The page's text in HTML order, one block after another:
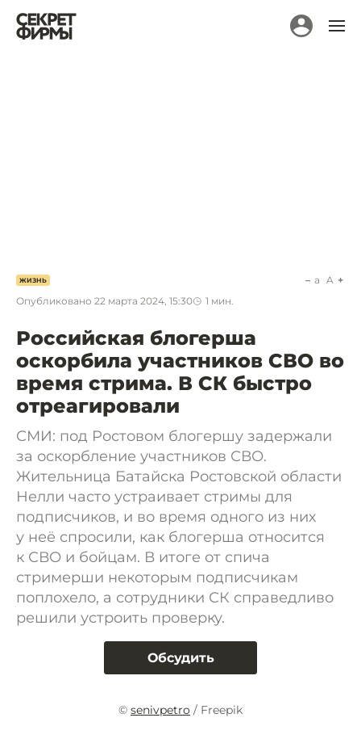
ЖИЗНЬ
Опубликовано 22 марта 2024, 15:30 1 мин.
a A
Российская блогерша
оскорбила участников СВО во
время стрима. В СК быстро
отреагировали
СМИ: под Ростовом блогершу задержали
за оскорбление участников СВО.
Жительница Батайска Ростовской области
Нелли часто устраивает стримы для
подписчиков, и во время одного из них
у неё спросили, как блогерша относится
к СВО и бойцам. В итоге от спича
стримерши некоторым подписчикам
поплохело, а сотрудники СК справедливо
решили устроить проверку.
Обсудить
© senivpetro / Freepik